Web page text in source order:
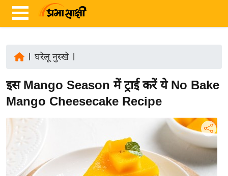
ज़ा
ख
घरेलू नुस्खे
इस Mango Season में ट्राई करें ये No Bake
Mango Cheesecake Recipe